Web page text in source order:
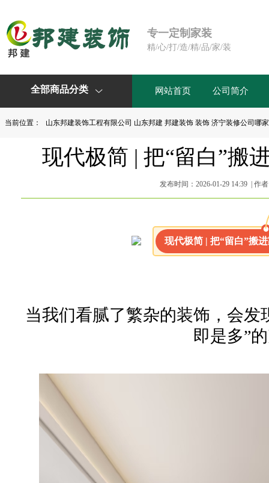
专一定制家装
精/心/打/造/精/品/家/装
全部商品分类  网站首页 公司简介
当前位置： 山东邦建装饰工程有限公司 山东邦建 邦建装饰 装饰 济宁装修公司哪
现代极简 | 把“留白”搬
发布时间：2026-01-29 14:39 | 作
现代极简 | 把“留白”搬
当我们看腻了繁杂的装饰，会
即是多”